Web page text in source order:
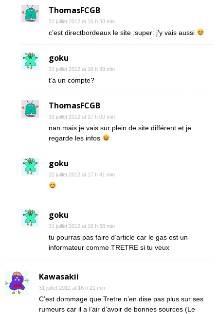
ThomasFCGB
31 juillet 2012 at 16 h 38 min
c’est directbordeaux le site :super: j’y vais aussi
goku
31 juillet 2012 at 16 h 39 min
t’a un compte?
ThomasFCGB
31 juillet 2012 at 17 h 00 min
nan mais je vais sur plein de site différent et je
regarde les infos
goku
31 juillet 2012 at 17 h 41 min
goku
31 juillet 2012 at 16 h 38 min
tu pourras pas faire d’article car le gas est un
informateur comme TRETRE si tu veux
Kawasakii
31 juillet 2012 at 16 h 21 min
C’est dommage que Tretre n’en dise pas plus sur ses
rumeurs car il a l’air d’avoir de bonnes sources (Le